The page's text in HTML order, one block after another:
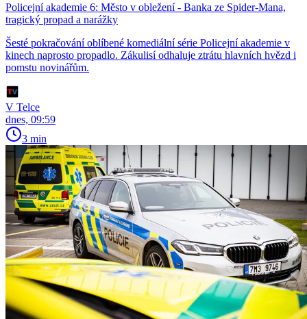
Policejní akademie 6: Město v obležení - Banka ze Spider-Mana,
tragický propad a narážky
Šesté pokračování oblíbené komediální série Policejní akademie v
kinech naprosto propadlo. Zákulisí odhaluje ztrátu hlavních hvězd i
pomstu novinářům.
V Telce
dnes, 09:59
3 min